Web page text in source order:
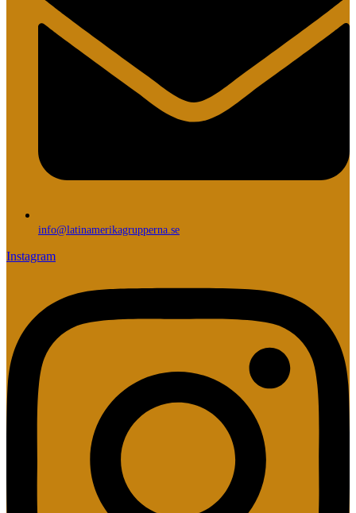
info@latinamerikagrupperna.se
Instagram